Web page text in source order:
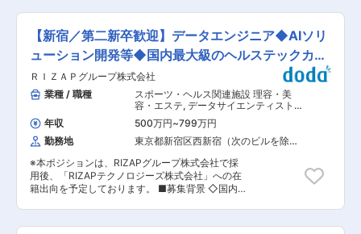
19:00には退社しております。 ・採用活動の中で
出張が発生する場合がございます。特に繁忙期の
４〜６月は月に3〜4回出張が発生する可能性がご
ざいます。 ※１出張あたり２泊３日を上限として
おります。 ■組織（採用グループ）について：
人数７名、幅広い年齢層が活躍しております。 ■
当社の特徴： ・商品…最高品質のオーダーメイド
ウィッグをはじめ、増毛商品、育毛サービス、
理・美容サービスなど、毛髪に関するあらゆるニ
ーズに対応する広範なサービスラインナップを確
立しています。 創業以来55年以上にわたり、総
合毛髪企業として我が国の毛髪文化の創造に取組
んでいます。 ・社風…毛髪業界のパイオニアとし
と考えています。アットホームで商品発案の申請
もできる風通しの良い職場です。中途社員も多
伴い、Web集客プランナーの増員募集を行いま
す。全国の美容室からの依頼が増加しており、組
織体制強化を目的とした採用です。 ■業務内容：
美容室の集客や売上アップを目的に、Web広告や
SNS、キャンペーン企画などを提案するポジショ
ンです。お客様は全国におり、基本的にはWeb商
談で業務を進めます。外出はほぼなく、社内での
企画・提案業務に集中できます。 ＜具体的には＞
・美容室の特徴や立地、競合状況を分析 ・集客課
題のヒアリング ・ホットペッパービューティーや
Google広告などを活用した集客プランの立案 ・
新メニューやキャンペーンの提案 ・月次のWeb面
談での改善提案 ・数値の追跡と効果検証 業務は
伴走型のスタイルで、単なる提案にとどまらず、
実行フェーズまで関わることができます。将来的
にはコンサルタントとして経営全体の支援にも携
【新宿／第二新卒歓迎】データエンジニア◆AIソリ
ューション開発等◆国内最大級のヘルステックカン
パニー
ＲＩＺＡＰグループ株式会社
業種 / 職種
スポーツ・ヘルス関連施設 理容・美
容・エステ, データサイエンティスト・
アナリスト データサイエンティスト・
エンジニアリング
年収 500万円~799万円
勤務地
東京都新宿区西新宿（次のビルを除
※本ポジションは、RIZAPグループ株式会社で採
用後、「RIZAPテクノロジーズ株式会社」への在
籍出向を予定しております。 ■募集背景 ◇国内
企業」への実現に向けて、データ・テクノロジー